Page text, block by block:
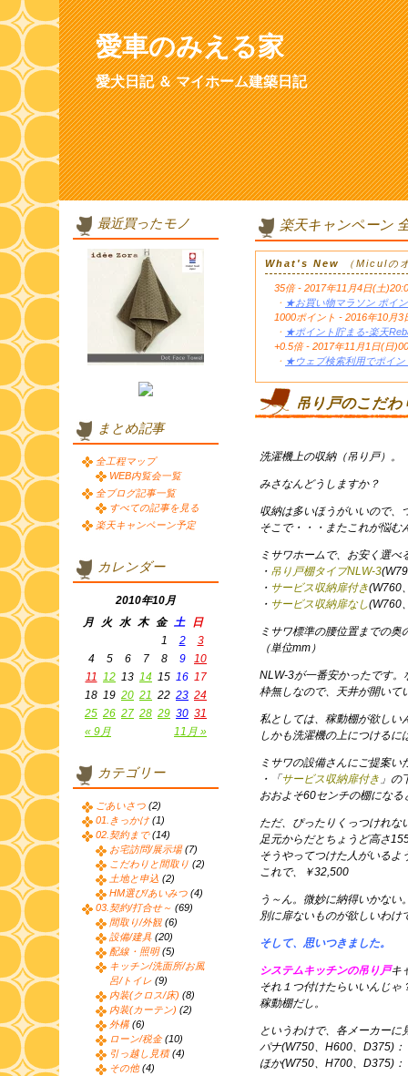
愛車のみえる家
愛犬日記 ＆ マイホーム建築日記
楽天キャンペーン
What's New （Miculの
35倍 - 2017年11月4日(土
・ ★お買い物マラソン ポイ
1000ポイント - 2016年10月
・ ★ポイント貯まる-楽天
+0.5倍 - 2017年11月1日(日
・ ★ウェブ検索利用でポイン
吊り戸のこだわ
洗濯機上の収納（吊り戸）。
みさなんどうしますか？
収納は多いほうがいいので、
そこで・・・またこれが悩む
ミサワホームで、お安く選
・ 吊り戸棚タイプNLW-3
・ サービス収納扉付き(W760
・ サービス収納扉なし(W760
ミサワ標準の腰位置までの奥
（単位mm）
NLW-3が一番安かったです。
枠無しなので、天井が開いて
私としては、稼動棚が欲しい
しかも洗濯機の上につけるに
ミサワの設備さんにご提案い
・「 サービス収納扉付き 」の
おおよそ60センチの棚になる
ただ、ぴったりくっつけれな
足元からだとちょうど高さ
そうやってつけた人がいるよ
これで、￥32,500
う～ん。微妙に納得いかない
別に扉ないものが欲しいわけ
そして、思いつきました。
システムキッチンの吊り戸キ
それ１つ付けたらいいんじゃ
稼動棚だし。
というわけで、各メーカーに
パナ(W750、H600、D375)
ほか(W750、H700、D375)
最近買ったモノ
まとめ記事
全工程マップ
WEB内覧会一覧
全ブログ記事一覧
すべての記事を見る
楽天キャンペーン予定
カレンダー
2010年10月
月
火 水 木 金 土 日
« 9月 11月 »
1 2
3
4
5 6 7 8 9
10
11 12 13 14 15 16 17
18 19 20 21 22 23 24
25 26 27 28 29 30 31
カテゴリー
ごあいさつ (2)
01.きっかけ (1)
02.契約まで(14)
お宅訪問/展示場(7)
こだわりと間取り (2)
土地と申込 (2)
HM選び/あいみつ (4)
03.契約/打合せ～ (69)
間取り/外観 (6)
設備/建具 (20)
配線・照明(5)
キッチン/洗面所/お風
呂/トイレ (9)
内装(クロス/床) (8)
内装(カーテン) (2)
外構(6)
ローン/税金(10)
引っ越し見積(4)
その他 (4)